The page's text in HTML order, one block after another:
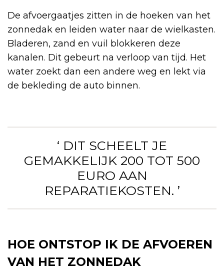
De afvoergaatjes zitten in de hoeken van het
zonnedak en leiden water naar de wielkasten.
Bladeren, zand en vuil blokkeren deze
kanalen. Dit gebeurt na verloop van tijd. Het
water zoekt dan een andere weg en lekt via
de bekleding de auto binnen.
‘ DIT SCHEELT JE
GEMAKKELIJK 200 TOT 500
EURO AAN
REPARATIEKOSTEN. ’
HOE ONTSTOP IK DE AFVOEREN
VAN HET ZONNEDAK